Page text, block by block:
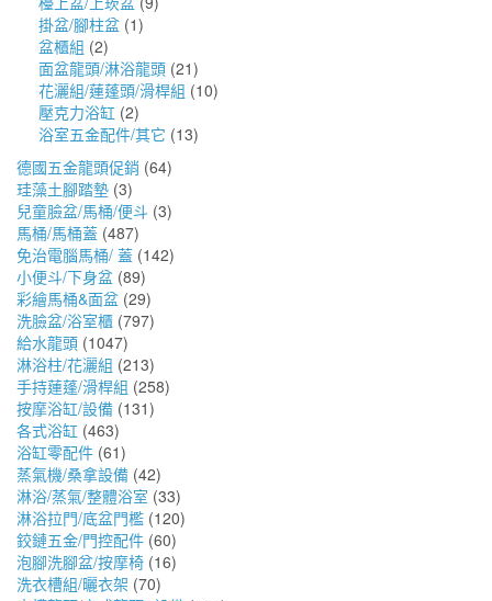
掛盆/腳柱盆 (1)
盆櫃組 (2)
面盆龍頭/淋浴龍頭 (21)
花灑組/蓮蓬頭/滑桿組 (10)
壓克力浴缸 (2)
浴室五金配件/其它 (13)
德國五金龍頭促銷 (64)
珪藻土腳踏墊 (3)
兒童臉盆/馬桶/便斗 (3)
馬桶/馬桶蓋 (487)
免治電腦馬桶/ 蓋 (142)
小便斗/下身盆 (89)
彩繪馬桶&面盆 (29)
洗臉盆/浴室櫃 (797)
給水龍頭 (1047)
淋浴柱/花灑組 (213)
手持蓮蓬/滑桿組 (258)
按摩浴缸/設備 (131)
各式浴缸 (463)
浴缸零配件 (61)
蒸氣機/桑拿設備 (42)
淋浴/蒸氣/整體浴室 (33)
淋浴拉門/底盆門檻 (120)
鉸鏈五金/門控配件 (60)
泡腳洗腳盆/按摩椅 (16)
洗衣槽組/曬衣架 (70)